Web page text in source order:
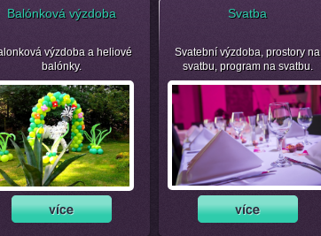
Balónková výzdoba
výzdoba a heliové
balónky.
Svatba
Svatební výzdoba, prostory na
svatbu, program na svatbu.